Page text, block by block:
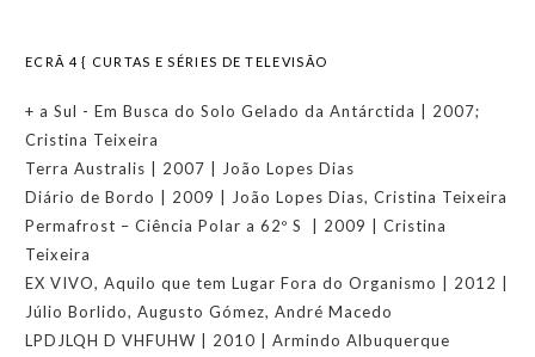
ECRÃ 4 { CURTAS E SÉRIES DE TELEVISÃO
+ a Sul - Em Busca do Solo Gelado da Antárctida | 2007;
Cristina Teixeira
Terra Australis | 2007 | João Lopes Dias
Diário de Bordo | 2009 | João Lopes Dias, Cristina Teixeira
Permafrost – Ciência Polar a 62º S | 2009 | Cristina
Teixeira
EX VIVO, Aquilo que tem Lugar Fora do Organismo | 2012 |
Júlio Borlido, Augusto Gómez, André Macedo
LPDJLQH D VHFUHW | 2010 | Armindo Albuquerque